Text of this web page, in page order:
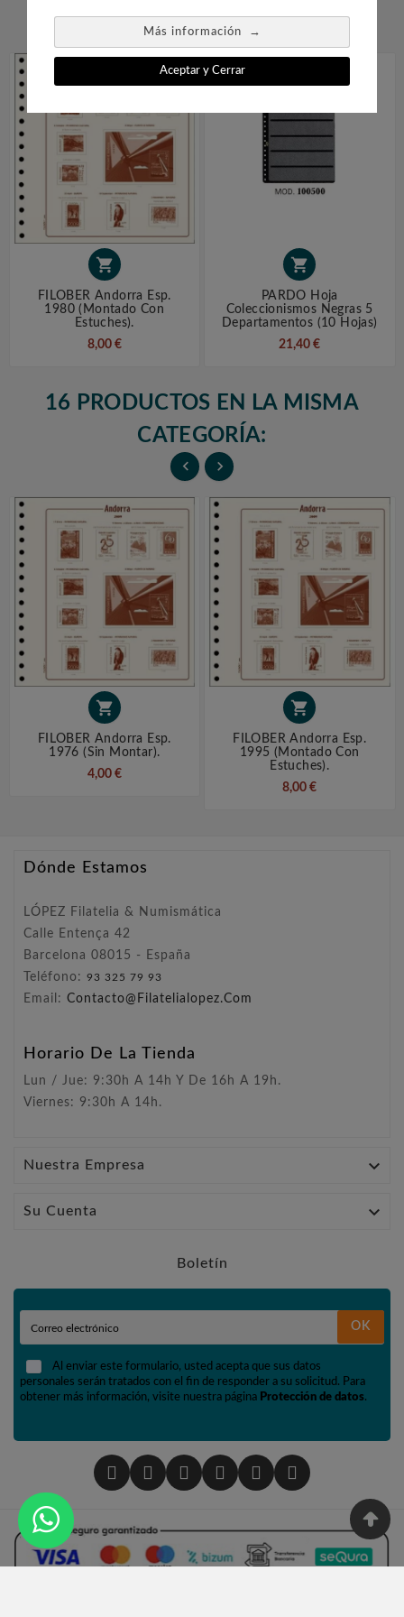
Más información →
Aceptar y Cerrar
 

FILOBER Andorra Esp.
1980 (montado Con
Estuches).
8,00 €

PARDO Hoja
Coleccionismos Negras 5
Departamentos (10 Hojas)
21,40 €
16 PRODUCTOS EN LA MISMA
CATEGORÍA:
 

FILOBER Andorra Esp.
1976 (sin Montar).
4,00 €

FILOBER Andorra Esp.
1995 (montado Con
Estuches).
8,00 €
Dónde Estamos
LÓPEZ Filatelia & Numismática
Calle Entença 42
Barcelona 08015 - España
Teléfono: 93 325 79 93
Email: Contacto@filatelialopez.com
Horario De La Tienda
Lun / Jue: 9:30h A 14h Y De 16h A 19h.
Viernes: 9:30h A 14h.
Nuestra Empresa 
Su Cuenta 
Boletín
OK
Al enviar este formulario, usted acepta que sus datos
personales serán tratados con el fin de responder a su solicitud. Para
obtener más información, visite nuestra página Protección de datos.